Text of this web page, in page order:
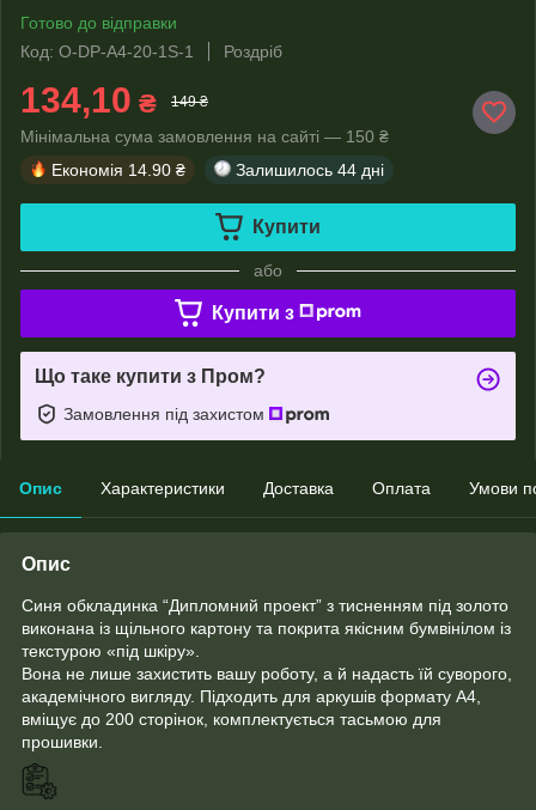
Готово до відправки
Код: O-DP-А4-20-1S-1
Роздріб
134,10 ₴ 149 ₴
Мінімальна сума замовлення на сайті — 150 ₴
Економія 14.90 ₴ Залишилось 44 дні
Купити
або
Купити з
Що таке купити з Пром?
Замовлення під захистом
Опис Характеристики Доставка Оплата Умови
Опис
Синя обкладинка “Дипломний проект” з тисненням під золото
виконана із щільного картону та покрита якісним бумвінілом із
текстурою «під шкіру».
Вона не лише захистить вашу роботу, а й надасть їй суворого,
академічного вигляду. Підходить для аркушів формату A4,
вміщує до 200 сторінок, комплектується тасьмою для
прошивки.